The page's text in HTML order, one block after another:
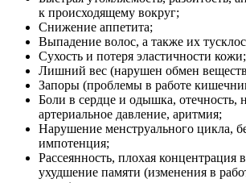
к происходящему вокруг;
Снижение аппетита;
Выпадение волос, а также их
Сухость и потеря эластичности кожи;
Лишний вес (нарушен обмен
Запоры (проблемы в работе
Боли в сердце и одышка, отечность,
артериальное давление, аритмия;
Нарушение менструального цикла,
импотенция;
Рассеянность, плохая концентрация
ухудшение памяти (изменения в